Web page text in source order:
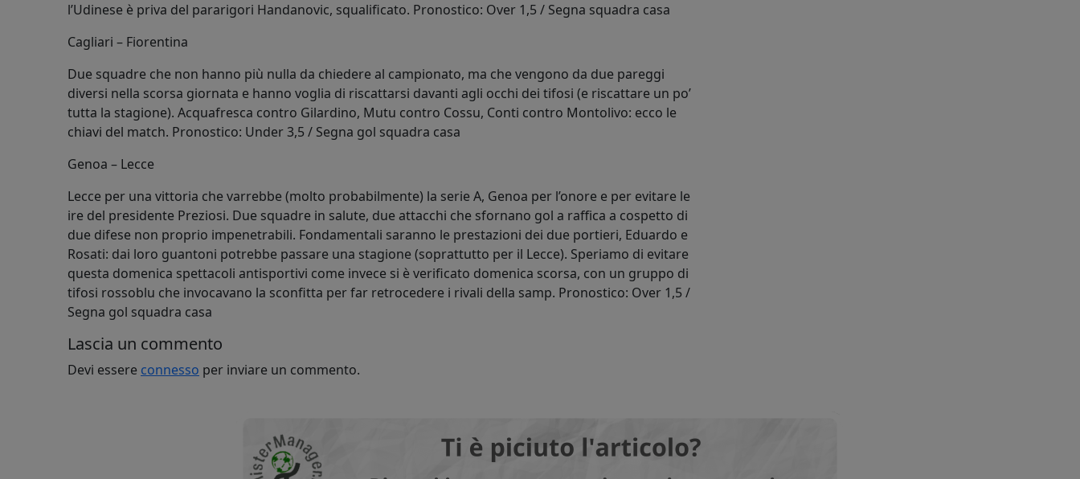
l’Udinese è priva del pararigori Handanovic, squalificato. Pronostico: Over 1,5 / Segna squadra casa
Cagliari – Fiorentina
Due squadre che non hanno più nulla da chiedere al campionato, ma che vengono da due pareggi
diversi nella scorsa giornata e hanno voglia di riscattarsi davanti agli occhi dei tifosi (e riscattare un po’
tutta la stagione). Acquafresca contro Gilardino, Mutu contro Cossu, Conti contro Montolivo: ecco le
chiavi del match. Pronostico: Under 3,5 / Segna gol squadra casa
Genoa – Lecce
Lecce per una vittoria che varrebbe (molto probabilmente) la serie A, Genoa per l’onore e per evitare le
ire del presidente Preziosi. Due squadre in salute, due attacchi che sfornano gol a raffica a cospetto di
due difese non proprio impenetrabili. Fondamentali saranno le prestazioni dei due portieri, Eduardo e
Rosati: dai loro guantoni potrebbe passare una stagione (soprattutto per il Lecce). Speriamo di evitare
questa domenica spettacoli antisportivi come invece si è verificato domenica scorsa, con un gruppo di
tifosi rossoblu che invocavano la sconfitta per far retrocedere i rivali della samp. Pronostico: Over 1,5 /
Segna gol squadra casa
Lascia un commento
Devi essere connesso per inviare un commento.